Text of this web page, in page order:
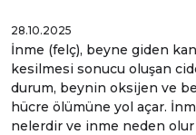
28.10.2025
İnme (felç), beyne giden kan
kesilmesi sonucu oluşan
durum, beynin oksijen ve
hücre ölümüne yol açar.
nelerdir ve inme neden olur